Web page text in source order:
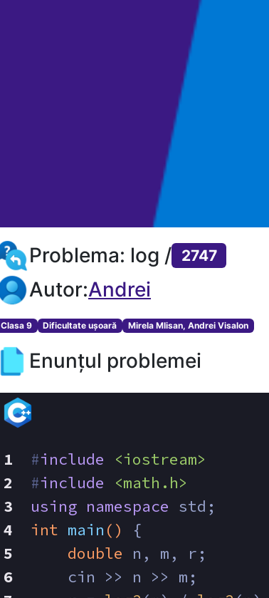
Problema: log / 2747
Autor:Andrei
Clasa 9 Dificultate ușoară Mirela Mlisan, Andrei Visalon
Enunțul problemei
#include
<iostream>
#include
<math.h>
using namespace std;
int main ()
{
double n, m, r;
    cin >> n >> m;